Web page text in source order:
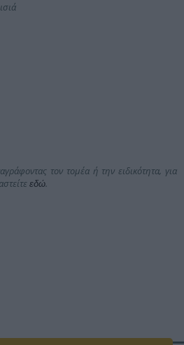
τον τομέα ή την ειδικότητα, για
εδώ.